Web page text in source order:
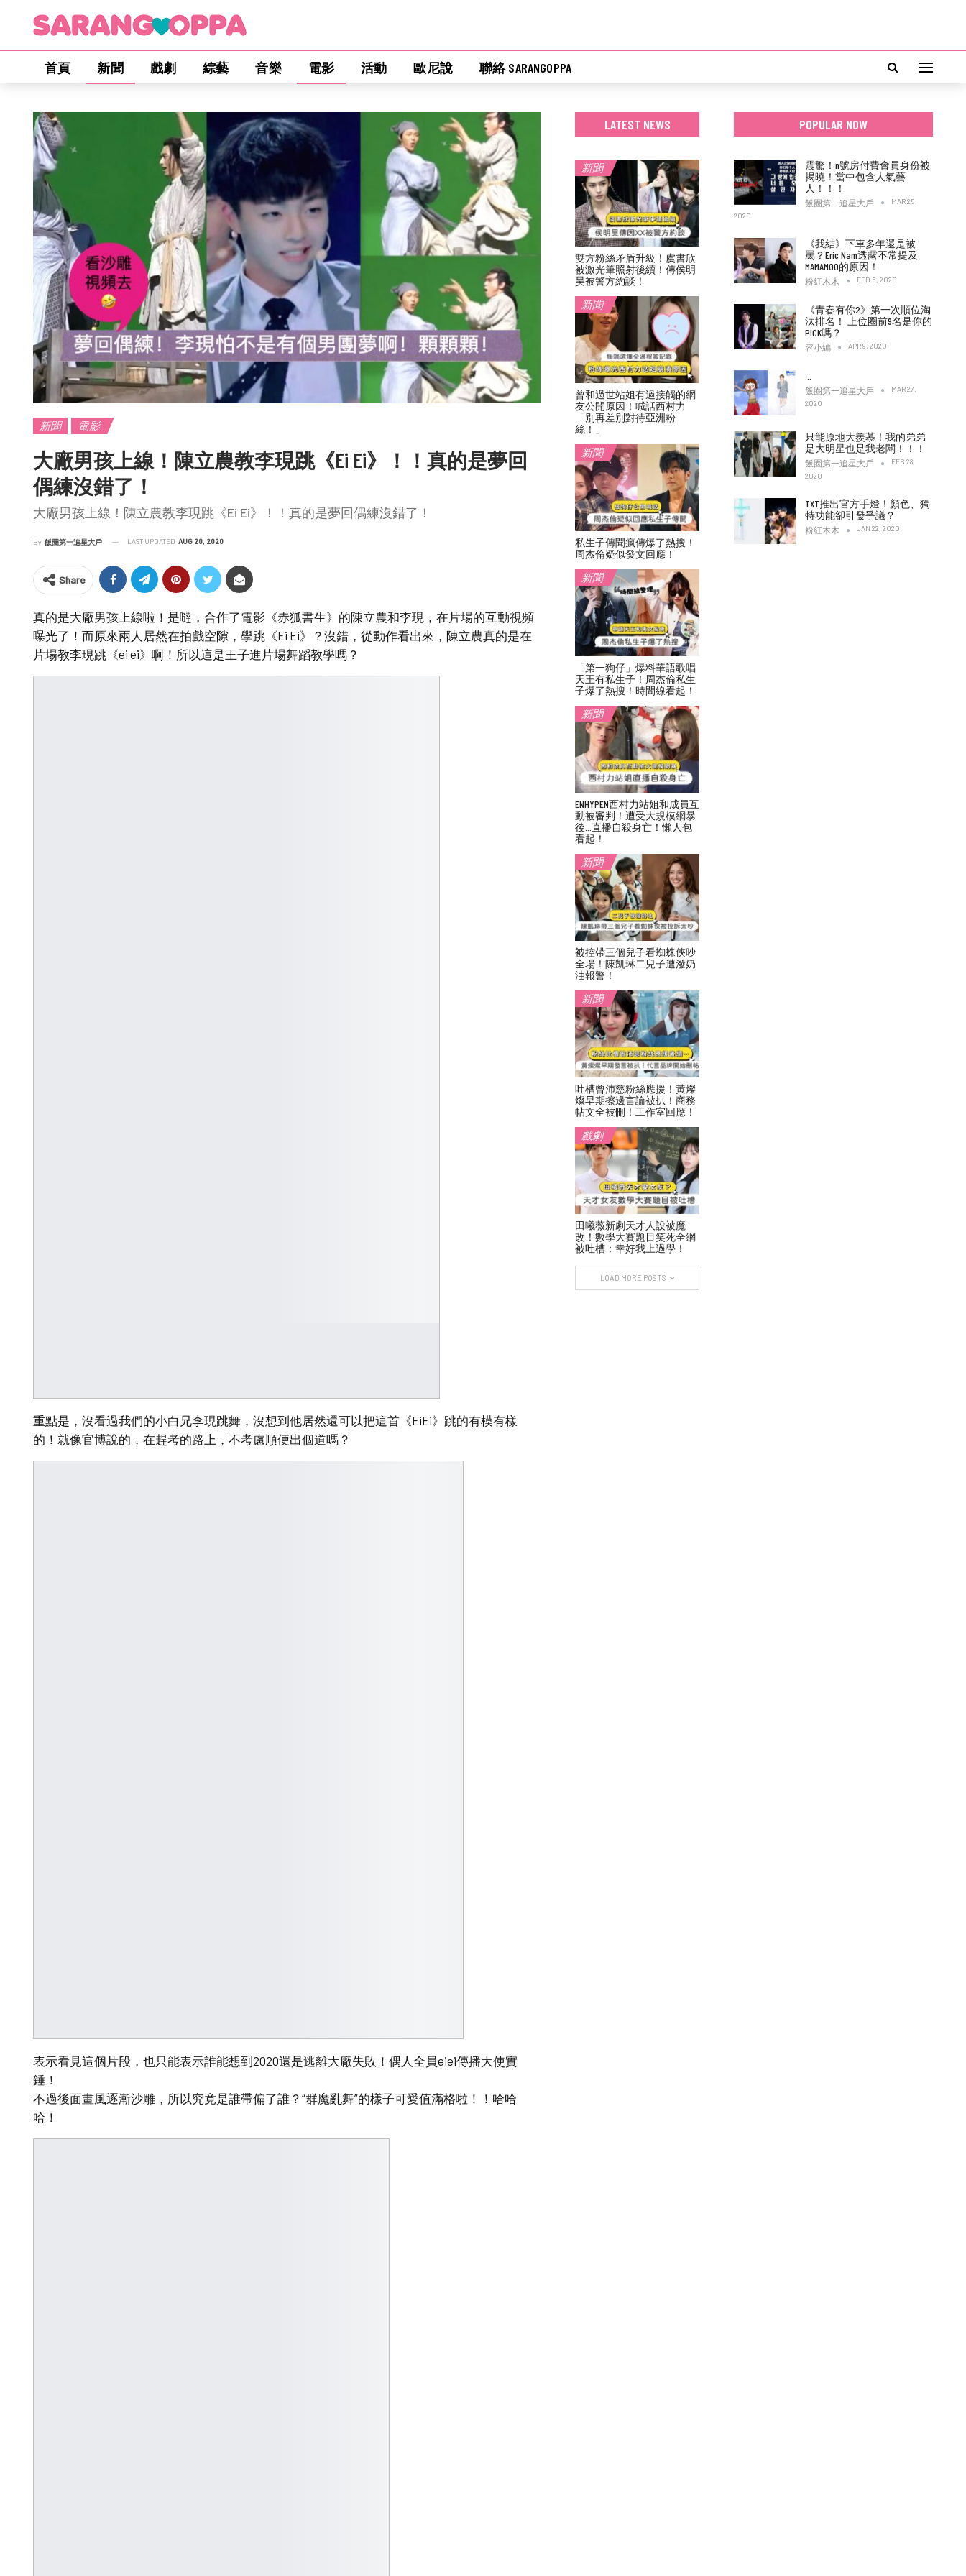
首頁 新聞 戲劇 綜藝 音樂 電影 活動 歐尼說 聯絡 SARANGOPPA
新聞 電影
大廠男孩上線！陳立農教李現跳《Ei Ei》！！真的是夢回
偶練沒錯了！
大廠男孩上線！陳立農教李現跳《Ei Ei》！！真的是夢回偶練沒錯了！
By 飯圈第一追星大戶 LAST UPDATED AUG 20, 2020
Share
真的是大廠男孩上線啦！是噠，合作了電影《赤狐書生》的陳立農和李現，在片場的互動視頻
曝光了！而原來兩人居然在拍戲空隙，學跳《Ei Ei》？沒錯，從動作看出來，陳立農真的是在
片場教李現跳《ei ei》啊！所以這是王子進片場舞蹈教學嗎？
重點是，沒看過我們的小白兄李現跳舞，沒想到他居然還可以把這首《EiEi》跳的有模有樣
的！就像官博說的，在趕考的路上，不考慮順便出個道嗎？
表示看見這個片段，也只能表示誰能想到2020還是逃離大廠失敗！偶人全員eiei傳播大使實
錘！
不過後面畫風逐漸沙雕，所以究竟是誰帶偏了誰？“群魔亂舞”的樣子可愛值滿格啦！！哈哈
哈！
POPULAR NOW
震驚！n號房付費會員身份被
揭曉！當中包含人氣藝
人！！！
飯圈第一追星大戶
MAR 25,
2020
《我結》下車多年還是被
罵？Eric Nam透露不常提及
MAMAMOO的原因！
粉紅木木 FEB 5, 2020
《青春有你2》第一次順位淘
汰排名！ 上位圈前9名是你的
PICK嗎？
容小編 APR 9, 2020
飯圈第一追星大戶
MAR 27,
2020
只能原地大羨慕！我的弟弟
是大明星也是我老闆！！！
飯圈第一追星大戶
FEB 28,
2020
TXT推出官方手燈！顏色、獨
特功能卻引發爭議？
粉紅木木 JAN 22, 2020
LATEST NEWS
新聞
雙方粉絲矛盾升級！虞書欣
被激光筆照射後續！傳侯明
昊被警方約談！
新聞
曾和過世站姐有過接觸的網
友公開原因！喊話西村力
「別再差別對待亞洲粉
絲！」
新聞
私生子傳聞瘋傳爆了熱搜！
周杰倫疑似發文回應！
新聞
「第一狗仔」爆料華語歌唱
天王有私生子！周杰倫私生
子爆了熱搜！時間線看起！
新聞
ENHYPEN西村力站姐和成員互
動被審判！遭受大規模網暴
後…直播自殺身亡！懶人包
看起！
新聞
被控帶三個兒子看蜘蛛俠吵
全場！陳凱琳二兒子遭潑奶
油報警！
新聞
吐槽曾沛慈粉絲應援！黃燦
燦早期擦邊言論被扒！商務
帖文全被刪！工作室回應！
戲劇
田曦薇新劇天才人設被魔
改！數學大賽題目笑死全網
被吐槽：幸好我上過學！
LOAD MORE POSTS